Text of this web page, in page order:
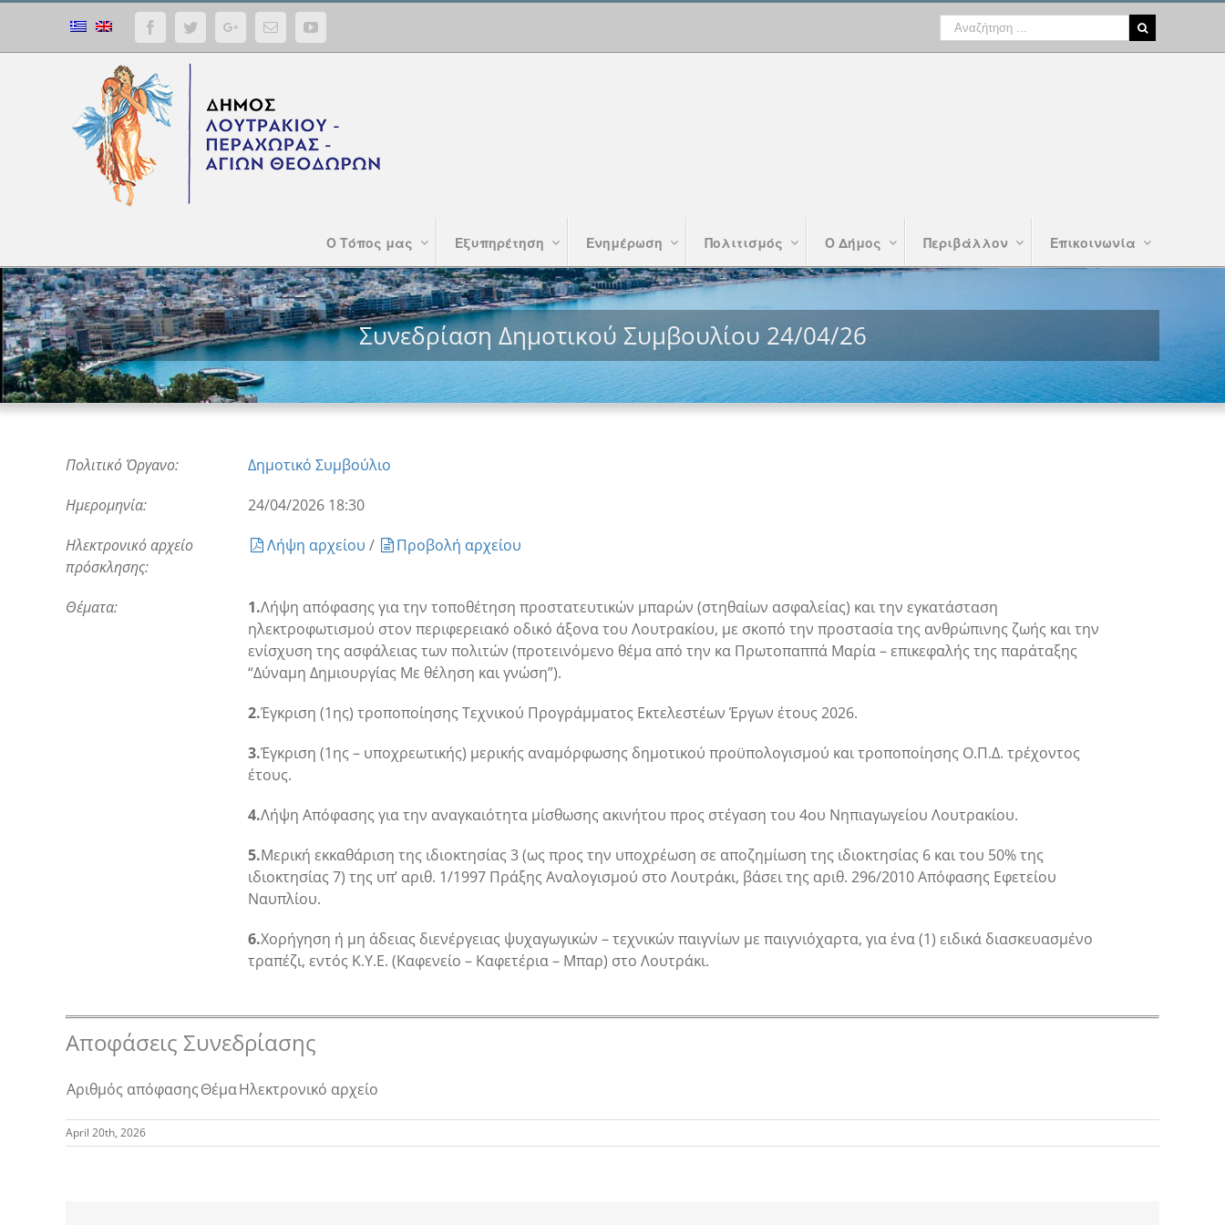
FacebookTwitterGoogle+Email YouTube
Ο Τόπος μας Εξυπηρέτηση Ενημέρωση Πολιτισμός Ο Δήμος Περιβάλλον Επικοινωνία
Συνεδρίαση Δημοτικού Συμβουλίου 24/04/26
Πολιτικό Όργανο:
Δημοτικό Συμβούλιο
Ημερομηνία:
24/04/2026 18:30
Ηλεκτρονικό αρχείο
πρόσκλησης:
Λήψη αρχείου / Προβολή αρχείου
Θέματα: 1.Λήψη απόφασης για την τοποθέτηση προστατευτικών μπαρών (στηθαίων ασφαλείας) και την εγκατάσταση
ηλεκτροφωτισμού στον περιφερειακό οδικό άξονα του Λουτρακίου, με σκοπό την προστασία της ανθρώπινης ζωής και την
ενίσχυση της ασφάλειας των πολιτών (προτεινόμενο θέμα από την κα Πρωτοπαππά Μαρία – επικεφαλής της παράταξης
“Δύναμη Δημιουργίας Με θέληση και γνώση”).
2.Έγκριση (1ης) τροποποίησης Τεχνικού Προγράμματος Εκτελεστέων Έργων έτους 2026.
3.Έγκριση (1ης – υποχρεωτικής) μερικής αναμόρφωσης δημοτικού προϋπολογισμού και τροποποίησης Ο.Π.Δ. τρέχοντος
έτους.
4.Λήψη Απόφασης για την αναγκαιότητα μίσθωσης ακινήτου προς στέγαση του 4ου Νηπιαγωγείου Λουτρακίου.
5.Μερική εκκαθάριση της ιδιοκτησίας 3 (ως προς την υποχρέωση σε αποζημίωση της ιδιοκτησίας 6 και του 50% της
ιδιοκτησίας 7) της υπ’ αριθ. 1/1997 Πράξης Αναλογισμού στο Λουτράκι, βάσει της αριθ. 296/2010 Απόφασης Εφετείου
Ναυπλίου.
6.Χορήγηση ή μη άδειας διενέργειας ψυχαγωγικών – τεχνικών παιγνίων με παιγνιόχαρτα, για ένα (1) ειδικά διασκευασμένο
τραπέζι, εντός Κ.Υ.Ε. (Καφενείο – Καφετέρια – Μπαρ) στο Λουτράκι.
Αποφάσεις Συνεδρίασης
Αριθμός απόφασηςΘέμαΗλεκτρονικό αρχείο
April 20th, 2026